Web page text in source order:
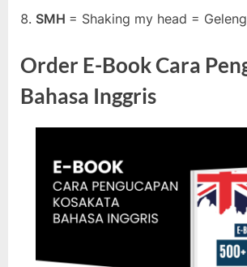
SMH = Shaking my head =
Order E-Book Cara
Bahasa Inggris